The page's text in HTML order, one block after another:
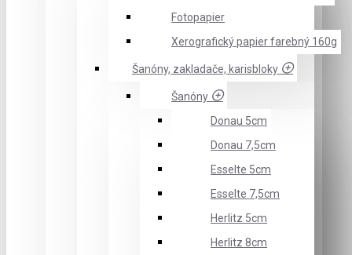
Fotopapier
Xerografický papier farebný 160g
Šanóny, zakladače, karisbloky
Šanóny
Donau 5cm
Donau 7,5cm
Esselte 5cm
Esselte 7,5cm
Herlitz 5cm
Herlitz 8cm